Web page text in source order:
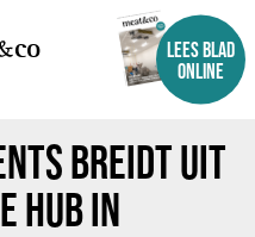
co
LEES BLAD
ONLINE
BREIDT UIT
HUB IN